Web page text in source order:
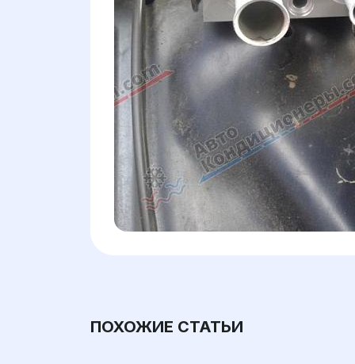
ПОХОЖИЕ СТАТЬИ